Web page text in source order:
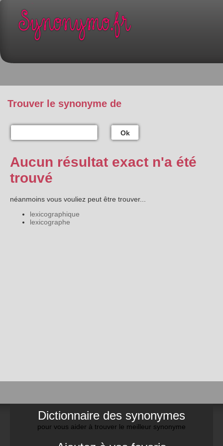
Trouver le synonyme de
Ok
Aucun résultat exact n'a été
trouvé
néanmoins vous vouliez peut être trouver...
lexicographique
lexicographe
Dictionnaire des synonymes
pour vous aider à trouver le meilleur synonyme